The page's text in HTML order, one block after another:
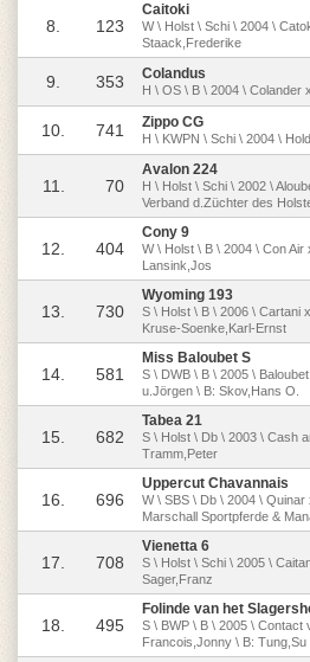
8. 123
Caitoki
W \ Holst \ Schi \ 2004 \
Staack,Frederike
9. 353 Colandus
H \ OS \ B \ 2004 \ Colander
10. 741 Zippo CG
H \ KWPN \ Schi \ 2004 \
11. 70
Avalon 224
H \ Holst \ Schi \ 2002 \
Verband d.Züchter des
12. 404
Cony 9
W \ Holst \ B \ 2004 \ Con
Lansink,Jos
13. 730
Wyoming 193
S \ Holst \ B \ 2006 \ Cartani
Kruse-Soenke,Karl-Ernst
14. 581
Miss Baloubet S
S \ DWB \ B \ 2005 \
u.Jörgen \ B: Skov,Hans O.
15. 682
Tabea 21
S \ Holst \ Db \ 2003 \ Cash
Tramm,Peter
16. 696
Uppercut Chavannais
W \ SBS \ Db \ 2004 \
Marschall Sportpferde &
17. 708
Vienetta 6
S \ Holst \ Schi \ 2005 \
Sager,Franz
18. 495
Folinde van het
S \ BWP \ B \ 2005 \
Francois,Jonny \ B: Tung,Su